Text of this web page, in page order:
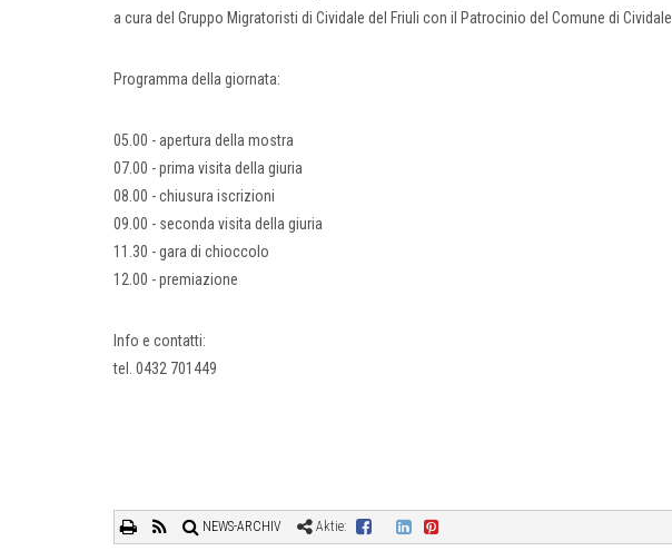
a cura del Gruppo Migratoristi di Cividale del Friuli con il Patrocinio del Comune di Cividale.
Programma della giornata:
05.00 - apertura della mostra
07.00 - prima visita della giuria
08.00 - chiusura iscrizioni
09.00 - seconda visita della giuria
11.30 - gara di chioccolo
12.00 - premiazione
Info e contatti:
tel. 0432 701449
NEWS-ARCHIV Aktie: